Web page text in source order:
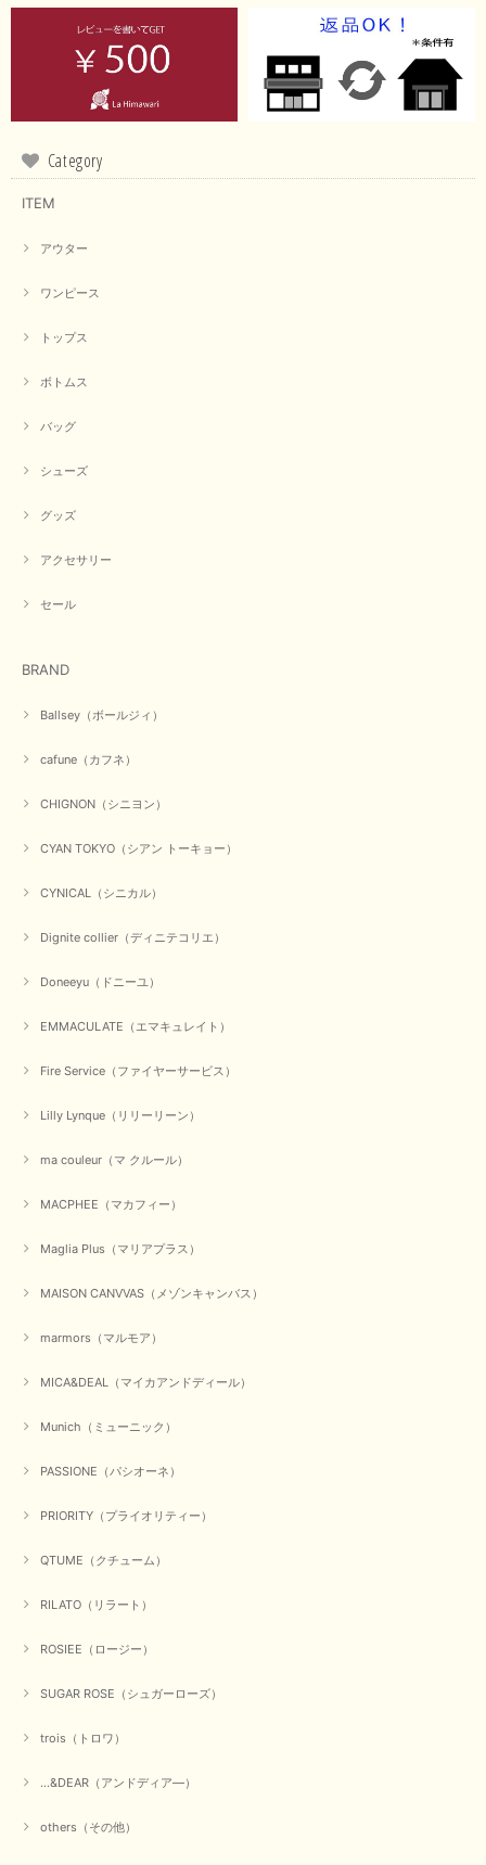
Category
ITEM
アウター
ワンピース
トップス
ボトムス
バッグ
シューズ
グッズ
アクセサリー
セール
BRAND
Ballsey（ボールジィ）
cafune（カフネ）
CHIGNON（シニヨン）
CYAN TOKYO（シアン トーキョー）
CYNICAL（シニカル）
Dignite collier（ディニテコリエ）
Doneeyu（ドニーユ）
EMMACULATE（エマキュレイト）
Fire Service（ファイヤーサービス）
Lilly Lynque（リリーリーン）
ma couleur（マ クルール）
MACPHEE（マカフィー）
Maglia Plus（マリアプラス）
MAISON CANVVAS（メゾンキャンバス）
marmors（マルモア）
MICA&DEAL（マイカアンドディール）
Munich（ミューニック）
PASSIONE（パシオーネ）
PRIORITY（プライオリティー）
QTUME（クチューム）
RILATO（リラート）
ROSIEE（ロージー）
SUGAR ROSE（シュガーローズ）
trois（トロワ）
...&DEAR（アンドディア―）
others（その他）